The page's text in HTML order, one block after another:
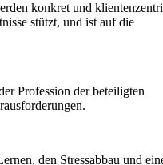
konkret und
stützt, und ist auf die
Profession der beteiligten
den Stressabbau und